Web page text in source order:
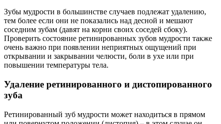
Зубы мудрости в большинстве случаев подлежат удалению,
тем более если они не показались над десной и мешают
соседним зубам (давят на корни своих соседей сбоку).
Проверить состояние ретинированных зубов мудрости также
очень важно при появлении неприятных ощущений при
открывании и закрывании челюсти, боли в ухе или при
повышении температуры тела.
Удаление ретинированного и дистопированного
зуба
Ретинированный зуб мудрости может находиться в прямом